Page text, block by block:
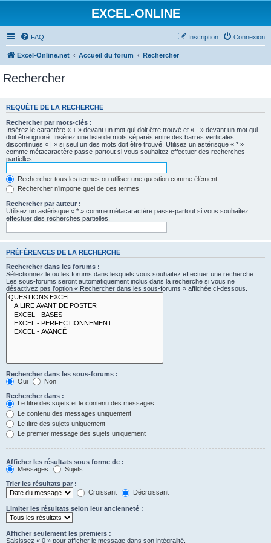
EXCEL-ONLINE
FAQ Connexion
Inscription
Excel-Online.net Accueil du forum Rechercher
Rechercher
REQUÊTE DE LA RECHERCHE
Rechercher par mots-clés :
Insérez le caractère « + » devant un mot qui doit être trouvé et « - » devant un mot qui
doit être ignoré. Insérez une liste de mots séparés entre des barres verticales
discontinues « | » si seul un des mots doit être trouvé. Utilisez un astérisque « * »
comme métacaractère passe-partout si vous souhaitez effectuer des recherches
partielles.
Rechercher tous les termes ou utiliser une question comme élément
Rechercher n’importe quel de ces termes
Rechercher par auteur :
Utilisez un astérisque « * » comme métacaractère passe-partout si vous souhaitez
effectuer des recherches partielles.
PRÉFÉRENCES DE LA RECHERCHE
Rechercher dans les forums :
Sélectionnez le ou les forums dans lesquels vous souhaitez effectuer une recherche.
Les sous-forums seront automatiquement inclus dans la recherche si vous ne
désactivez pas l’option « Rechercher dans les sous-forums » affichée ci-dessous.
Rechercher dans les sous-forums :
Oui
Non
Rechercher dans :
Le titre des sujets et le contenu des messages
Le contenu des messages uniquement
Le titre des sujets uniquement
Le premier message des sujets uniquement
Afficher les résultats sous forme de :
Messages
Sujets
Trier les résultats par :
Croissant
Décroissant
Limiter les résultats selon leur ancienneté :
Afficher seulement les premiers :
Saisissez « 0 » pour afficher le message dans son intégralité.